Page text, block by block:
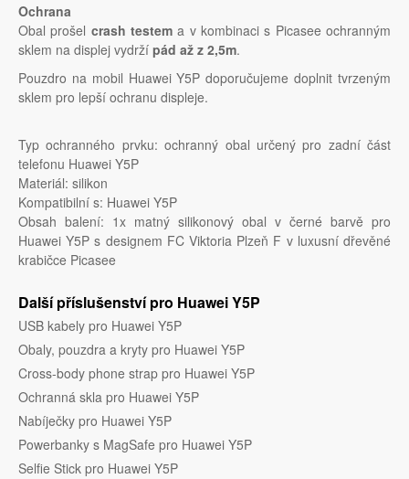
Ochrana
Obal prošel crash testem a v kombinaci s Picasee ochranným
sklem na displej vydrží pád až z 2,5m.
Pouzdro na mobil Huawei Y5P doporučujeme doplnit tvrzeným
sklem pro lepší ochranu displeje.
Typ ochranného prvku: ochranný obal určený pro zadní část
telefonu Huawei Y5P
Materiál: silikon
Kompatibilní s: Huawei Y5P
Obsah balení: 1x matný silikonový obal v černé barvě pro
Huawei Y5P s designem FC Viktoria Plzeň F v luxusní dřevěné
krabičce Picasee
Další příslušenství pro Huawei Y5P
USB kabely pro Huawei Y5P
Obaly, pouzdra a kryty pro Huawei Y5P
Cross-body phone strap pro Huawei Y5P
Ochranná skla pro Huawei Y5P
Nabíječky pro Huawei Y5P
Powerbanky s MagSafe pro Huawei Y5P
Selfie Stick pro Huawei Y5P